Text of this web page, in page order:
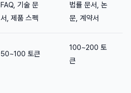
FAQ, 기술 문
서, 제품 스펙
법률 문서, 논
문, 계약서
50~100 토큰
100~200 토
큰